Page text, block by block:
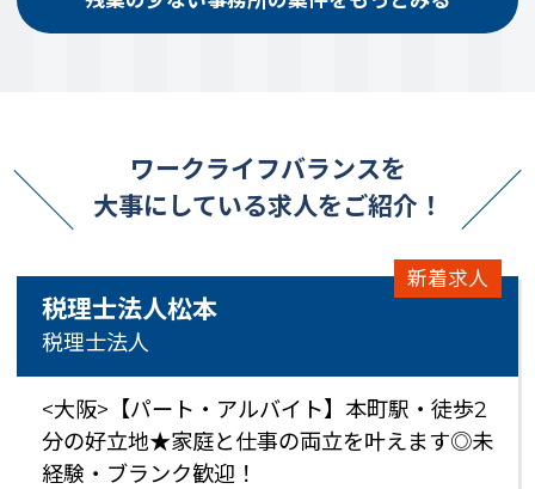
ワークライフバランスを
大事にしている求人をご紹介！
新着求人
税理士法人松本
税理士法人
<大阪>【パート・アルバイト】本町駅・徒歩2
分の好立地★家庭と仕事の両立を叶えます◎未
経験・ブランク歓迎！